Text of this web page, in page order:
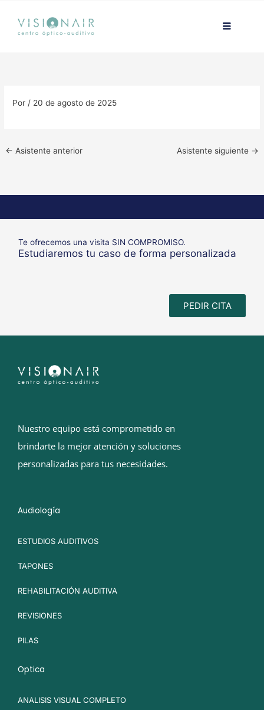
contenido
Por/ 20 de agosto de 2025
← Asistente anterior Asistente siguiente →
Te ofrecemos una visita SIN COMPROMISO.
Estudiaremos tu caso de forma personalizada
PEDIR CITA
Nuestro equipo está comprometido en
brindarte la mejor atención y soluciones
personalizadas para tus necesidades.
Audiología
ESTUDIOS AUDITIVOS
TAPONES
REHABILITACIÓN AUDITIVA
REVISIONES
PILAS
Optica
ANALISIS VISUAL COMPLETO